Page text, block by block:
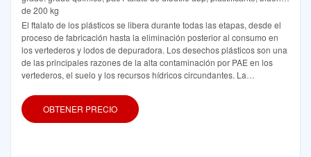
de 200 kg
El ftalato de los plásticos se libera durante todas las etapas, desde el
proceso de fabricación hasta la eliminación posterior al consumo en
los vertederos y lodos de depuradora. Los desechos plásticos son una
de las principales razones de la alta contaminación por PAE en los
vertederos, el suelo y los recursos hídricos circundantes. La
OBTENER PRECIO